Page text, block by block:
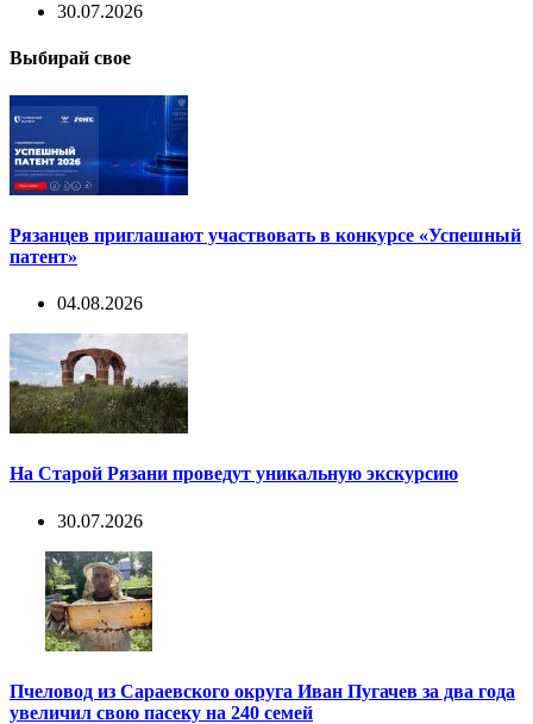
30.07.2026
Выбирай свое
Рязанцев приглашают участвовать в конкурсе «Успешный
патент»
04.08.2026
На Старой Рязани проведут уникальную экскурсию
30.07.2026
Пчеловод из Сараевского округа Иван Пугачев за два года
увеличил свою пасеку на 240 семей